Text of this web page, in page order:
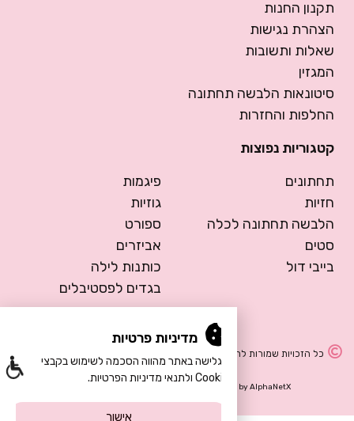
תקנון החנות
הצהרת נגישות
שאלות ותשובות
המגזין
סיטונאות הלבשה תחתונה
החלפות והחזרות
קטגוריות נפוצות
תחתונים
חזיות
הלבשה תחתונה לכלה
סטים
בייבי דול
פיגמות
גוזיות
ספורט
אביזרים
כותנות לילה
בגדים לפסטיבלים
כל הזכויות שמורות להרמוסה – הלבשה תחתונה
Development byAlphaNetX
מדיניות פרטיות
הגלישה באתר מהווה הסכמה לשימוש בקבצי
Cookie ולתנאי מדיניות הפרטיות.
אישור